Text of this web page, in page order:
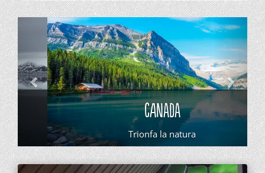
CANADA
Trionfa la natura
Precedente